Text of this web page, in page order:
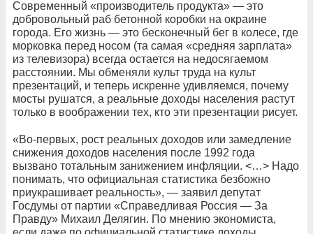
Современный «производитель продукта» — это
добровольный раб бетонной коробки на окраине
города. Его жизнь — это бесконечный бег в колесе, где
морковка перед носом (та самая «средняя зарплата»
из телевизора) всегда остается на недосягаемом
расстоянии. Мы обменяли культ труда на культ
презентаций, и теперь искренне удивляемся, почему
мосты рушатся, а реальные доходы населения растут
только в воображении тех, кто эти презентации рисует.
«Во-первых, рост реальных доходов или замедление
снижения доходов населения после 1992 года
вызвано тотальным занижением инфляции. <…> Надо
понимать, что официальная статистика безбожно
приукрашивает реальность», — заявил депутат
Госдумы от партии «Справедливая Россия — За
Правду» Михаил Делягин. По мнению экономиста,